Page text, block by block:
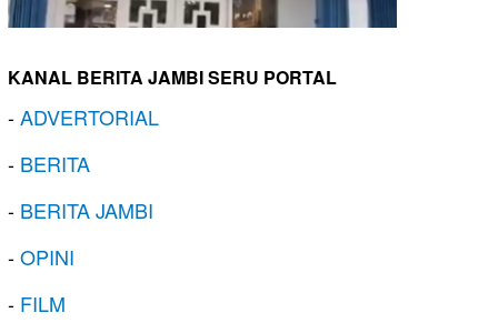
KANAL BERITA JAMBI SERU PORTAL
-ADVERTORIAL
- BERITA
- BERITA JAMBI
-OPINI
- FILM